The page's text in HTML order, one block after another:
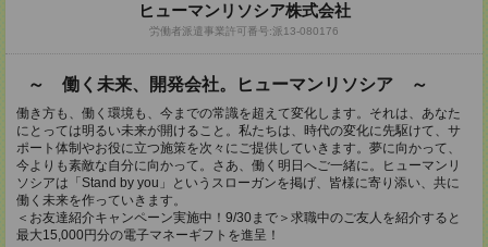
ヒューマンリソシア株式会社
労働者派遣事業許可番号:派13-080176
～ 働く未来、開発会社。ヒューマンリソシア ～
働き方も、働く環境も、今までの常識を超えて変化します。それは、あなた
にとっては明るい未来が開けること。私たちは、時代の変化に先駆けて、サ
ポート体制やお役に立つ施策を次々にご提供していきます。夢に向かって、
今よりも素敵な自分に向かって。さあ、働く明日へご一緒に。ヒューマンリ
ソシアは「Stand by you」というスローガンを掲げ、皆様に寄り添い、共に
働く未来を作っていきます。
＜お友達紹介キャンペーン実施中！9/30まで＞求職中のご友人を紹介すると
最大15,000円分の電子マネーギフトを進呈！